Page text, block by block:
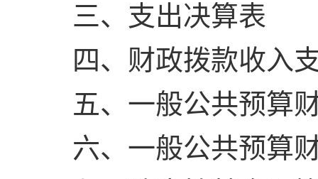
三、支出决算表
四、财政拨款收入
五、一般公共预算
六、一般公共预算